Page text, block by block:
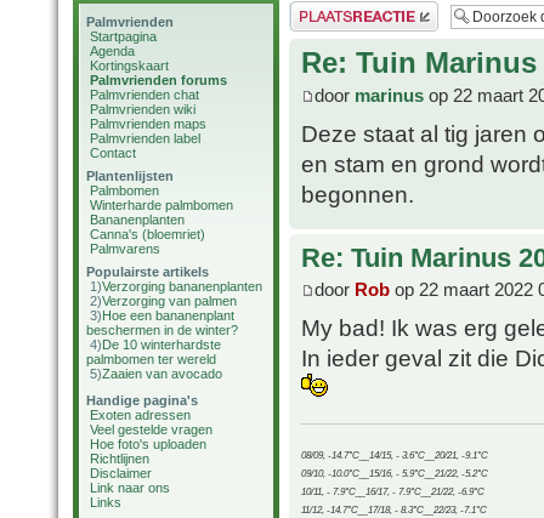
Palmvrienden
Startpagina
Agenda
Kortingskaart
Palmvrienden forums
Palmvrienden chat
Palmvrienden wiki
Palmvrienden maps
Palmvrienden label
Contact
Plantenlijsten
Palmbomen
Winterharde palmbomen
Bananenplanten
Canna's (bloemriet)
Palmvarens
Populairste artikels
1)Verzorging bananenplanten
2)Verzorging van palmen
3)Hoe een bananenplant
beschermen in de winter?
4)De 10 winterhardste
palmbomen ter wereld
5)Zaaien van avocado
Handige pagina's
Exoten adressen
Veel gestelde vragen
Hoe foto's uploaden
Richtlijnen
Disclaimer
Link naar ons
Links
Plaats een reactie
Re: Tuin Marinus
door marinus op 22 maart
Deze staat al tig jaren
en stam en grond
begonnen.
Re: Tuin Marinus
door Rob op 22 maart 2022
My bad! Ik was erg
In ieder geval zit die
08/09, -14.7°C__14/15, - 3.6°C__20/21, -9.1°C
09/10, -10.0°C__15/16, - 5.9°C__21/22, -5.2°C
10/11, - 7.9°C__16/17, - 7.9°C__21/22, -6.9°C
11/12, -14.7°C__17/18, - 8.3°C__22/23, -7.1°C